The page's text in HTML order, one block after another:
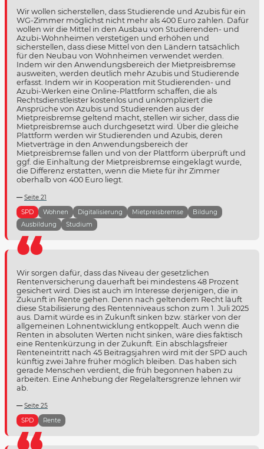
Wir wollen sicherstellen, dass Studierende und Azubis für ein
WG-Zimmer möglichst nicht mehr als 400 Euro zahlen. Dafür
wollen wir die Mittel in den Ausbau von Studierenden- und
Azubi-Wohnheimen verstetigen und erhöhen und
sicherstellen, dass diese Mittel von den Ländern tatsächlich
für den Neubau von Wohnheimen verwendet werden.
Indem wir den Anwendungsbereich der Mietpreisbremse
ausweiten, werden deutlich mehr Azubis und Studierende
erfasst. Indem wir in Kooperation mit Studierenden- und
Azubi-Werken eine Online-Plattform schaffen, die als
Rechtsdienstleister kostenlos und unkompliziert die
Ansprüche von Azubis und Studierenden aus der
Mietpreisbremse geltend macht, stellen wir sicher, dass die
Mietpreisbremse auch durchgesetzt wird. Über die gleiche
Plattform werden wir Studierenden und Azubis, deren
Mietverträge in den Anwendungsbereich der
Mietpreisbremse fallen und von der Plattform überprüft und
ggf. die Einhaltung der Mietpreisbremse eingeklagt wurde,
die Differenz erstatten, wenn die Miete für ihr Zimmer
oberhalb von 400 Euro liegt.
Seite 21
SPD
Wohnen Digitalisierung Mietpreisbremse
Bildung
Ausbildung
Studium
Wir sorgen dafür, dass das Niveau der gesetzlichen
Rentenversicherung dauerhaft bei mindestens 48 Prozent
gesichert wird. Dies ist auch im Interesse derjenigen, die in
Zukunft in Rente gehen. Denn nach geltendem Recht läuft
diese Stabilisierung des Rentenniveaus schon zum 1. Juli 2025
aus. Damit würde es in Zukunft sinken bzw. stärker von der
allgemeinen Lohnentwicklung entkoppelt. Auch wenn die
Renten in absoluten Werten nicht sinken, wäre dies faktisch
eine Rentenkürzung in der Zukunft. Ein abschlagsfreier
Renteneintritt nach 45 Beitragsjahren wird mit der SPD auch
künftig zwei Jahre früher möglich bleiben. Das haben sich
gerade Menschen verdient, die früh begonnen haben zu
arbeiten. Eine Anhebung der Regelaltersgrenze lehnen wir
ab.
Seite 25
SPD
Rente